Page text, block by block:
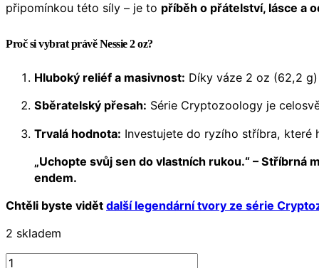
připomínkou této síly – je to příběh o přátelství, lásce a
Proč si vybrat právě Nessie 2 oz?
Hluboký reliéf a masivnost: Díky váze 2 oz (62,2
Sběratelský přesah: Série Cryptozoology je
Trvalá hodnota: Investujete do ryzího stříbra, které
„Uchopte svůj sen do vlastních rukou.“ – Stříbrná
endem.
Chtěli byste vidět další legendární tvory ze série
2 skladem
Stříbrná